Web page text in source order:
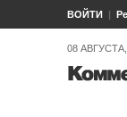
ВОЙТИ
08